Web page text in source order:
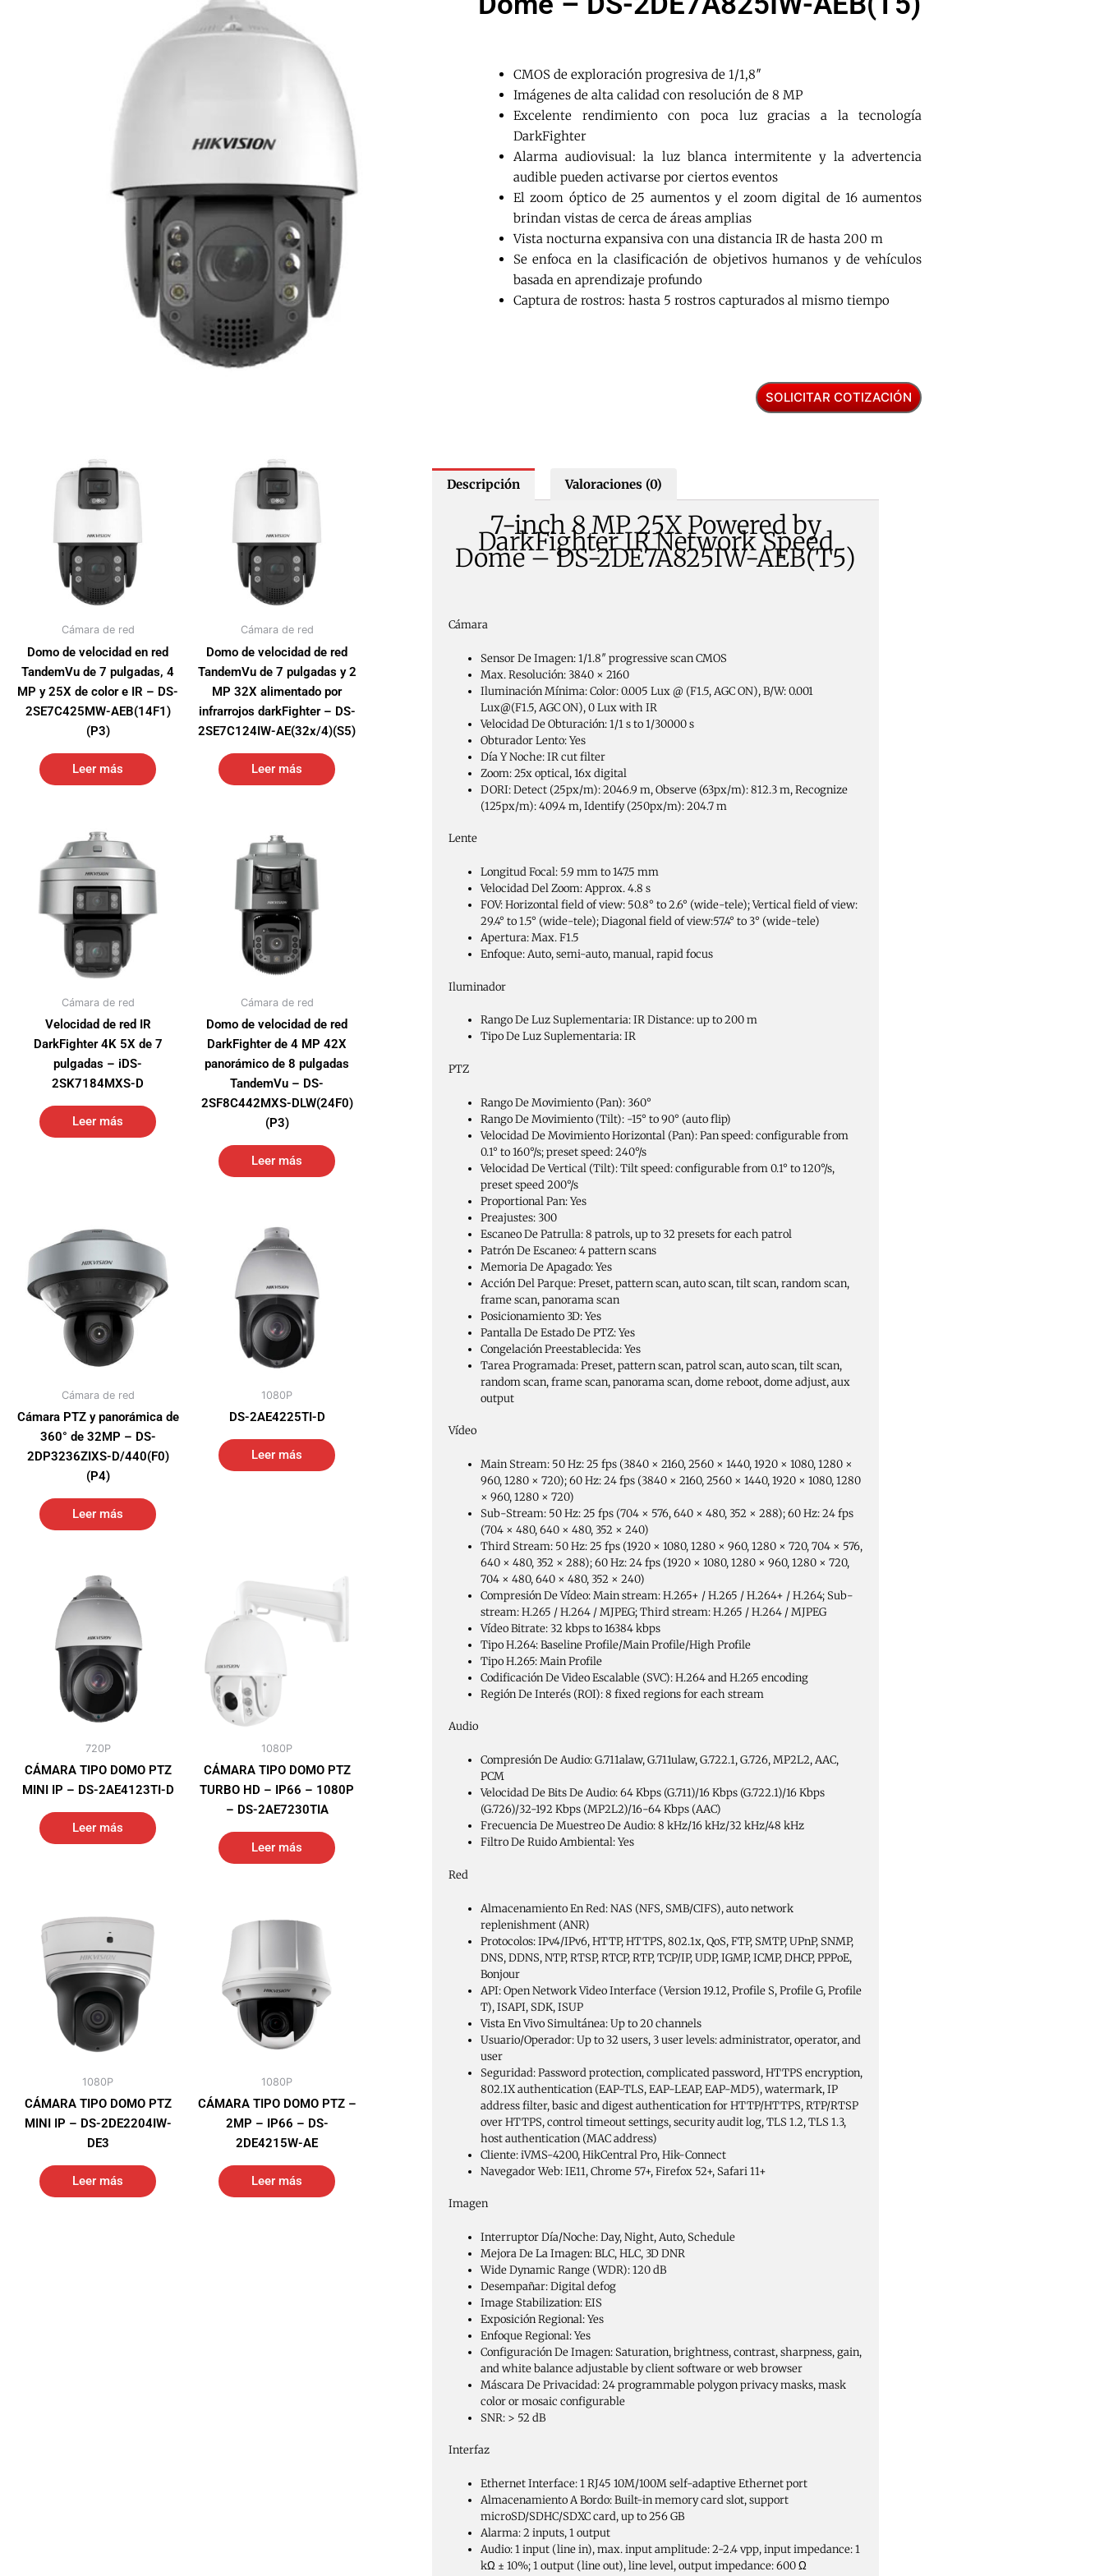
CMOS de exploración progresiva de 1/1,8″
Imágenes de alta calidad con resolución de 8 MP
Excelente rendimiento con poca luz gracias a la tecnología
DarkFighter
Alarma audiovisual: la luz blanca intermitente y la advertencia
audible pueden activarse por ciertos eventos
El zoom óptico de 25 aumentos y el zoom digital de 16 aumentos
brindan vistas de cerca de áreas amplias
Vista nocturna expansiva con una distancia IR de hasta 200 m
Se enfoca en la clasificación de objetivos humanos y de vehículos
basada en aprendizaje profundo
Captura de rostros: hasta 5 rostros capturados al mismo tiempo
SOLICITAR COTIZACIÓN
Cámara de red
Domo de velocidad en red
TandemVu de 7 pulgadas, 4
MP y 25X de color e IR – DS-
2SE7C425MW-AEB(14F1)
(P3)
Leer más
Cámara de red
Domo de velocidad de red
TandemVu de 7 pulgadas y 2
MP 32X alimentado por
infrarrojos darkFighter – DS-
2SE7C124IW-AE(32x/4)(S5)
Leer más
Cámara de red
Velocidad de red IR
DarkFighter 4K 5X de 7
pulgadas – iDS-
2SK7184MXS-D
Leer más
Cámara de red
Domo de velocidad de red
DarkFighter de 4 MP 42X
panorámico de 8 pulgadas
TandemVu – DS-
2SF8C442MXS-DLW(24F0)
(P3)
Leer más
Cámara de red
Cámara PTZ y panorámica de
360° de 32MP – DS-
2DP3236ZIXS-D/440(F0)
(P4)
Leer más
1080P
DS-2AE4225TI-D
Leer más
720P
CÁMARA TIPO DOMO PTZ
MINI IP – DS-2AE4123TI-D
Leer más
1080P
CÁMARA TIPO DOMO PTZ
TURBO HD – IP66 – 1080P
– DS-2AE7230TIA
Leer más
1080P
CÁMARA TIPO DOMO PTZ
MINI IP – DS-2DE2204IW-
DE3
Leer más
1080P
CÁMARA TIPO DOMO PTZ –
2MP – IP66 – DS-
2DE4215W-AE
Leer más
Descripción Valoraciones (0)
7-inch 8 MP 25X Powered by
DarkFighter IR Network Speed
Dome – DS-2DE7A825IW-AEB(T5)
Cámara
Sensor De Imagen:1/1.8″ progressive scan CMOS
Max. Resolución:3840 × 2160
Iluminación Mínima:Color: 0.005 Lux @ (F1.5, AGC ON), B/W: 0.001
Lux@(F1.5, AGC ON), 0 Lux with IR
Velocidad De Obturación:1/1 s to 1/30000 s
Obturador Lento:Yes
Día Y Noche:IR cut filter
Zoom:25x optical, 16x digital
DORI:Detect (25px/m): 2046.9 m, Observe (63px/m): 812.3 m, Recognize
(125px/m): 409.4 m, Identify (250px/m): 204.7 m
Lente
Longitud Focal: 5.9 mm to 147.5 mm
Velocidad Del Zoom:Approx. 4.8 s
FOV:Horizontal field of view: 50.8° to 2.6° (wide-tele); Vertical field of view:
29.4° to 1.5° (wide-tele); Diagonal field of view:57.4° to 3° (wide-tele)
Apertura:Max. F1.5
Enfoque:Auto, semi-auto, manual, rapid focus
Iluminador
Rango De Luz Suplementaria:IR Distance: up to 200 m
Tipo De Luz Suplementaria:IR
PTZ
Rango De Movimiento (Pan):360°
Rango De Movimiento (Tilt): -15° to 90° (auto flip)
Velocidad De Movimiento Horizontal (Pan):Pan speed: configurable from
0.1° to 160°/s; preset speed: 240°/s
Velocidad De Vertical (Tilt):Tilt speed: configurable from 0.1° to 120°/s,
preset speed 200°/s
Proportional Pan:Yes
Preajustes:300
Escaneo De Patrulla:8 patrols, up to 32 presets for each patrol
Patrón De Escaneo:4 pattern scans
Memoria De Apagado:Yes
Acción Del Parque:Preset, pattern scan, auto scan, tilt scan, random scan,
frame scan, panorama scan
Posicionamiento 3D:Yes
Pantalla De Estado De PTZ:Yes
Congelación Preestablecida:Yes
Tarea Programada:Preset, pattern scan, patrol scan, auto scan, tilt scan,
random scan, frame scan, panorama scan, dome reboot, dome adjust, aux
output
Vídeo
Main Stream: 50 Hz: 25 fps (3840 × 2160, 2560 × 1440, 1920 × 1080, 1280 ×
960, 1280 × 720); 60 Hz: 24 fps (3840 × 2160, 2560 × 1440, 1920 × 1080, 1280
× 960, 1280 × 720)
Sub-Stream: 50 Hz: 25 fps (704 × 576, 640 × 480, 352 × 288); 60 Hz: 24 fps
(704 × 480, 640 × 480, 352 × 240)
Third Stream: 50 Hz: 25 fps (1920 × 1080, 1280 × 960, 1280 × 720, 704 × 576,
640 × 480, 352 × 288); 60 Hz: 24 fps (1920 × 1080, 1280 × 960, 1280 × 720,
704 × 480, 640 × 480, 352 × 240)
Compresión De Vídeo:Main stream: H.265+ / H.265 / H.264+ / H.264; Sub-
stream: H.265 / H.264 / MJPEG; Third stream: H.265 / H.264 / MJPEG
Vídeo Bitrate:32 kbps to 16384 kbps
Tipo H.264:Baseline Profile/Main Profile/High Profile
Tipo H.265:Main Profile
Codificación De Video Escalable (SVC):H.264 and H.265 encoding
Región De Interés (ROI):8 fixed regions for each stream
Audio
Compresión De Audio:G.711alaw, G.711ulaw, G.722.1, G.726, MP2L2, AAC,
PCM
Velocidad De Bits De Audio:64 Kbps (G.711)/16 Kbps (G.722.1)/16 Kbps
(G.726)/32-192 Kbps (MP2L2)/16-64 Kbps (AAC)
Frecuencia De Muestreo De Audio:8 kHz/16 kHz/32 kHz/48 kHz
Filtro De Ruido Ambiental:Yes
Red
Almacenamiento En Red:NAS (NFS, SMB/CIFS), auto network
replenishment (ANR)
Protocolos:IPv4/IPv6, HTTP, HTTPS, 802.1x, QoS, FTP, SMTP, UPnP, SNMP,
DNS, DDNS, NTP, RTSP, RTCP, RTP, TCP/IP, UDP, IGMP, ICMP, DHCP, PPPoE,
Bonjour
API:Open Network Video Interface (Version 19.12, Profile S, Profile G, Profile
T), ISAPI, SDK, ISUP
Vista En Vivo Simultánea:Up to 20 channels
Usuario/Operador:Up to 32 users, 3 user levels: administrator, operator, and
user
Seguridad:Password protection, complicated password, HTTPS encryption,
802.1X authentication (EAP-TLS, EAP-LEAP, EAP-MD5), watermark, IP
address filter, basic and digest authentication for HTTP/HTTPS, RTP/RTSP
over HTTPS, control timeout settings, security audit log, TLS 1.2, TLS 1.3,
host authentication (MAC address)
Cliente:iVMS-4200, HikCentral Pro, Hik-Connect
Navegador Web:IE11, Chrome 57+, Firefox 52+, Safari 11+
Imagen
Interruptor Día/Noche:Day, Night, Auto, Schedule
Mejora De La Imagen:BLC, HLC, 3D DNR
Wide Dynamic Range (WDR):120 dB
Desempañar:Digital defog
Image Stabilization:EIS
Exposición Regional:Yes
Enfoque Regional:Yes
Configuración De Imagen: Saturation, brightness, contrast, sharpness, gain,
and white balance adjustable by client software or web browser
Máscara De Privacidad:24 programmable polygon privacy masks, mask
color or mosaic configurable
SNR: > 52 dB
Interfaz
Ethernet Interface:1 RJ45 10M/100M self-adaptive Ethernet port
Almacenamiento A Bordo:Built-in memory card slot, support
microSD/SDHC/SDXC card, up to 256 GB
Alarma:2 inputs, 1 output
Audio:1 input (line in), max. input amplitude: 2-2.4 vpp, input impedance: 1
kΩ ± 10%; 1 output (line out), line level, output impedance: 600 Ω